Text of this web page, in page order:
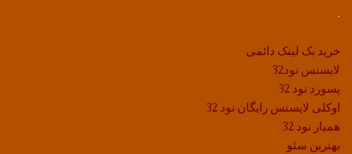
.
خرید بک لینک دائمی
لایسنس نود32
پسورد نود 32
اوکلی لایسنس رایگان نود 32
همیار نود 32
بهترین سئو